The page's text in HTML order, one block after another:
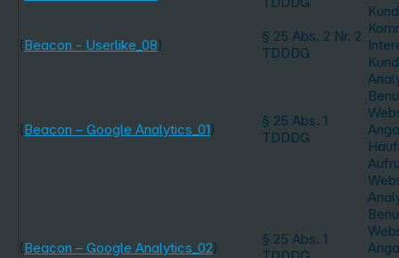
(Beacon - Userlike_08)
§ 25 Abs. 2 Nr. 2
TDDDG
(Beacon – Google Analytics_01)
§ 25 Abs. 1
TDDDG
(Beacon – Google Analytics_02)
§ 25 Abs. 1